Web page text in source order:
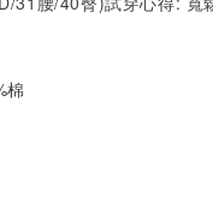
棉